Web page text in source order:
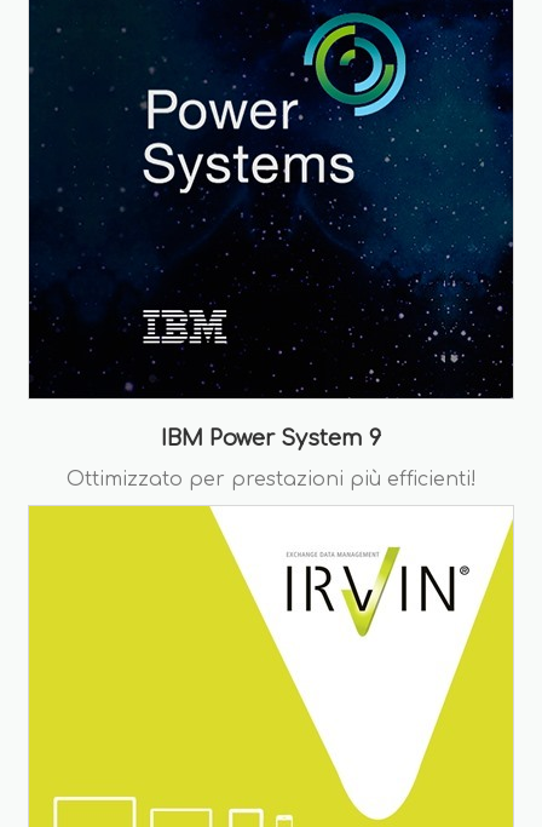
IBM Power System 9
Ottimizzato per prestazioni più efficienti!